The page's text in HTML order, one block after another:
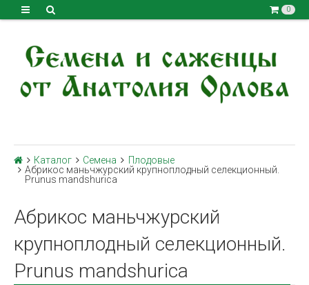
0
Каталог Семена
Плодовые
Абрикос маньчжурский крупноплодный селекционный.
Prunus mandshurica
Абрикос маньчжурский
крупноплодный селекционный.
Prunus mandshurica